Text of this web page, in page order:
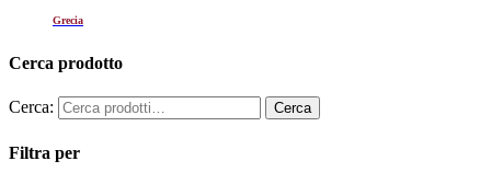
Grecia
Cerca prodotto
Cerca:
Filtra per